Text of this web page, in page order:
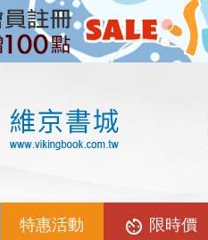
特惠活動 限時價